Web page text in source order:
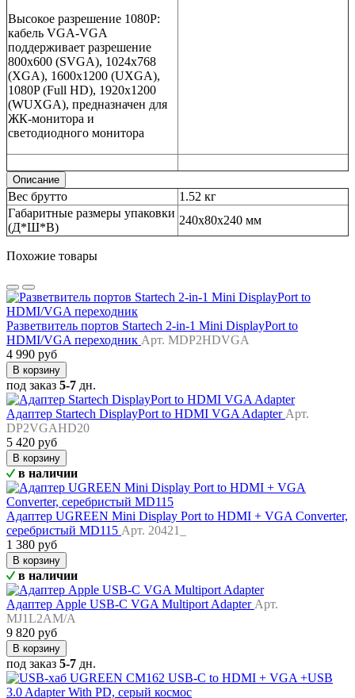
Высокое разрешение 1080P:
кабель VGA-VGA
поддерживает разрешение
800x600 (SVGA), 1024x768
(XGA), 1600x1200 (UXGA),
1080P (Full HD), 1920x1200
(WUXGA), предназначен для
ЖК-монитора и
светодиодного монитора
Описание
Вес брутто
1.52 кг
Габаритные размеры упаковки
(Д*Ш*В)
240х80х240 мм
Похожие товары
Разветвитель портов Startech 2-in-1 Mini DisplayPort to
HDMI/VGA переходник Арт. MDP2HDVGA
4 990 руб
В корзину
под заказ 5-7 дн.
Адаптер Startech DisplayPort to HDMI VGA AdapterАрт.
DP2VGAHD20
5 420 руб
В корзину
в наличии
Адаптер UGREEN Mini Display Port to HDMI + VGA Converter,
серебристый MD115 Арт. 20421_
1 380 руб
В корзину
в наличии
Адаптер Apple USB-C VGA Multiport AdapterАрт.
MJ1L2AM/A
9 820 руб
В корзину
под заказ 5-7 дн.